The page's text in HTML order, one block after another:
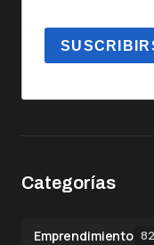
Categorías
Emprendimiento 82